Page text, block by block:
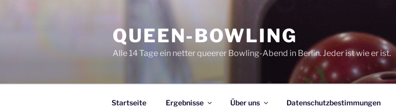
QUEEN-BOWLING
Alle 14 Tage ein netter queerer Bowling-Abend in Berlin. Jeder ist wie er ist.
Startseite Ergebnisse Über uns Datenschutzbestimmungen